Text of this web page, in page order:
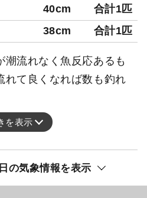
40cm 合計1匹
38cm 合計1匹
潮流れなく魚反応あるも
れて良くなれば数も釣れ
を表示
の気象情報を表示